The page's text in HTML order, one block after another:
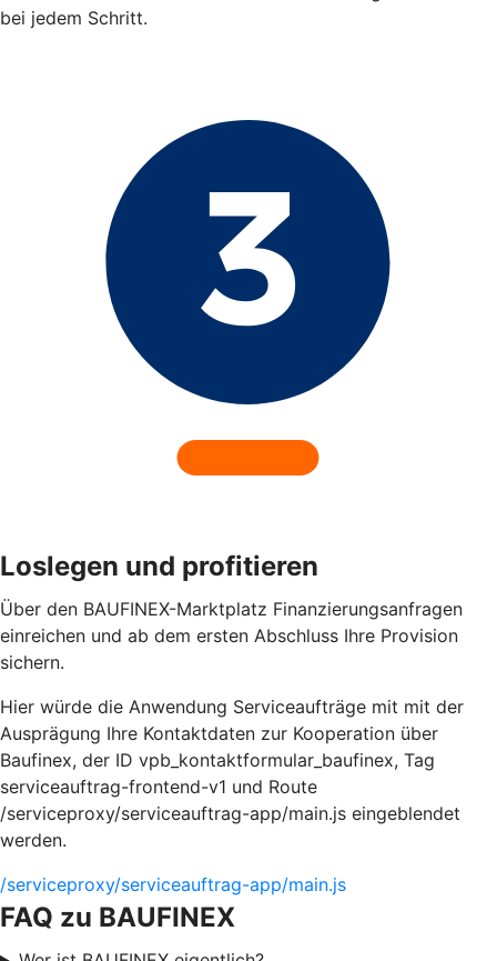
bei jedem Schritt.
Loslegen und profitieren
Über den BAUFINEX-Marktplatz Finanzierungsanfragen
einreichen und ab dem ersten Abschluss Ihre Provision
sichern.
Hier würde die Anwendung Serviceaufträge mit mit der
Ausprägung Ihre Kontaktdaten zur Kooperation über
Baufinex, der ID vpb_kontaktformular_baufinex, Tag
serviceauftrag-frontend-v1 und Route
/serviceproxy/serviceauftrag-app/main.js eingeblendet
werden.
/serviceproxy/serviceauftrag-app/main.js
FAQ zu BAUFINEX